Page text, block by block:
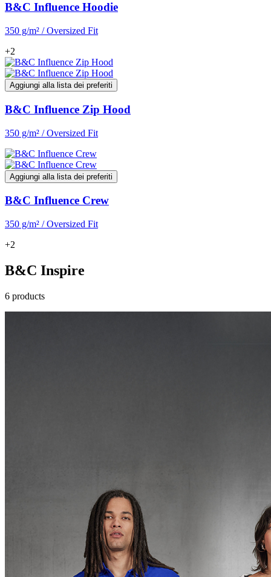
B&C Influence Hoodie
350 g/m² / Oversized Fit
+2
Aggiungi alla lista dei preferiti
B&C Influence Zip Hood
350 g/m² / Oversized Fit
Aggiungi alla lista dei preferiti
B&C Influence Crew
350 g/m² / Oversized Fit
+2
B&C Inspire
6 products